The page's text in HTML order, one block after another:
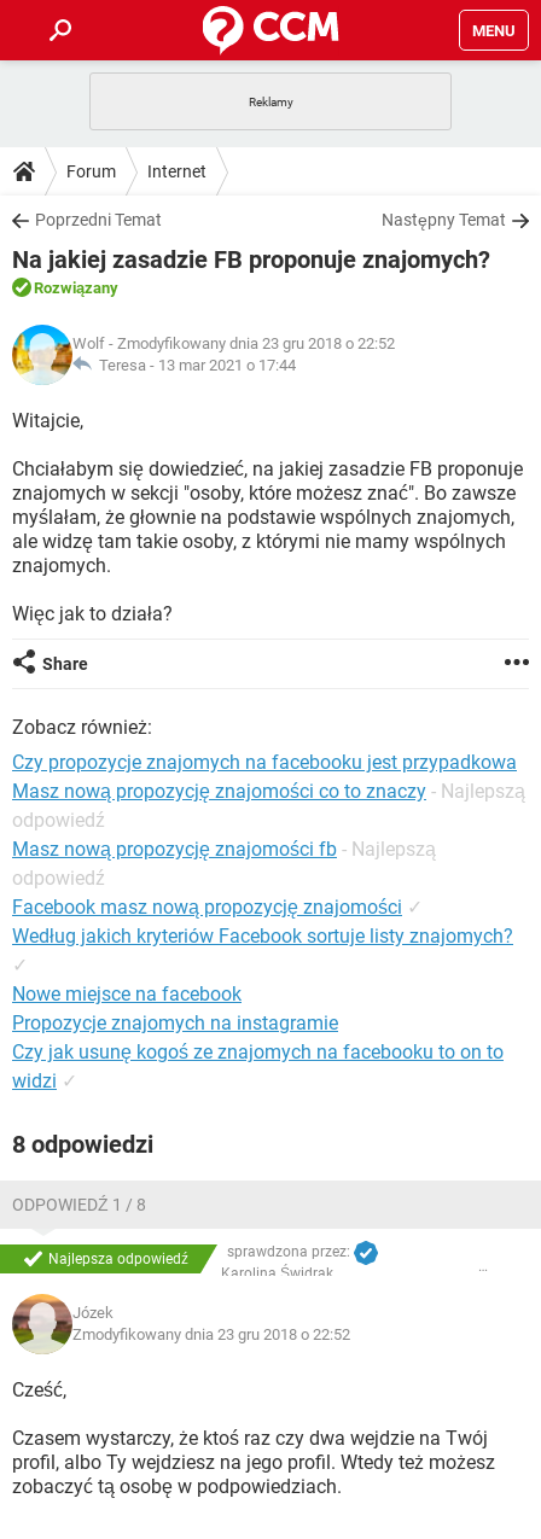
MENU
GRY
SPOTIFY
INSTAGRAM FACEBOOK
WINDOWS 10
PORADY
PlayStation
SPOTIFY
INSTAGRAM
WINDOWS 10
DO POBRANIA
ANDROID TIKTOK
GRY
IOS NETFLIX
INSTAGRAM
WINDOWS 10
FORUM
COVID-19
GRY WHATSAPP
WINDOWS 10
ARTYKUŁY
COVID-19
GRY
SPOTIFY NETFLIX
INSTAGRAM FACEBOOK
WINDOWS 10
Forum Internet
Poprzedni Temat Następny Temat
Na jakiej zasadzie FB proponuje znajomych?
Rozwiązany
Wolf - Zmodyfikowany dnia 23 gru 2018 o 22:52
Teresa - 13 mar 2021 o 17:44
Witajcie,
Chciałabym się dowiedzieć, na jakiej zasadzie FB proponuje
znajomych w sekcji "osoby, które możesz znać". Bo zawsze
myślałam, że głownie na podstawie wspólnych znajomych,
ale widzę tam takie osoby, z którymi nie mamy wspólnych
znajomych.
Więc jak to działa?
Share
Zobacz również:
Czy propozycje znajomych na facebooku jest przypadkowa
Masz nową propozycję znajomości co to znaczy - Najlepszą
odpowiedź
Masz nową propozycję znajomości fb - Najlepszą
odpowiedź
Facebook masz nową propozycję znajomości ✓
Według jakich kryteriów Facebook sortuje listy znajomych?
✓
Nowe miejsce na facebook
Propozycje znajomych na instagramie
Czy jak usunę kogoś ze znajomych na facebooku to on to
widzi ✓
8 odpowiedzi
ODPOWIEDŹ 1 / 8
Najlepsza odpowiedź
sprawdzona przez:
Karolina Świdrak
Józek
Zmodyfikowany dnia 23 gru 2018 o 22:52
Cześć,
Czasem wystarczy, że ktoś raz czy dwa wejdzie na Twój
profil, albo Ty wejdziesz na jego profil. Wtedy też możesz
zobaczyć tą osobę w podpowiedziach.